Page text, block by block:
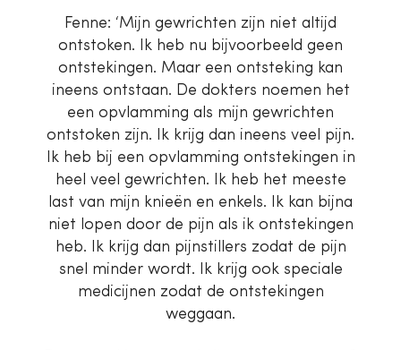
Fenne: ‘Mijn gewrichten zijn niet altijd
ontstoken. Ik heb nu bijvoorbeeld geen
ontstekingen. Maar een ontsteking kan
ineens ontstaan. De dokters noemen het
een opvlamming als mijn gewrichten
ontstoken zijn. Ik krijg dan ineens veel pijn.
Ik heb bij een opvlamming ontstekingen in
heel veel gewrichten. Ik heb het meeste
last van mijn knieën en enkels. Ik kan bijna
niet lopen door de pijn als ik ontstekingen
heb. Ik krijg dan pijnstillers zodat de pijn
snel minder wordt. Ik krijg ook speciale
medicijnen zodat de ontstekingen
weggaan.